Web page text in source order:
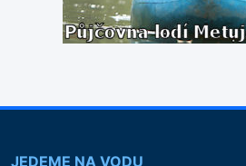
JEDEME NA VODU